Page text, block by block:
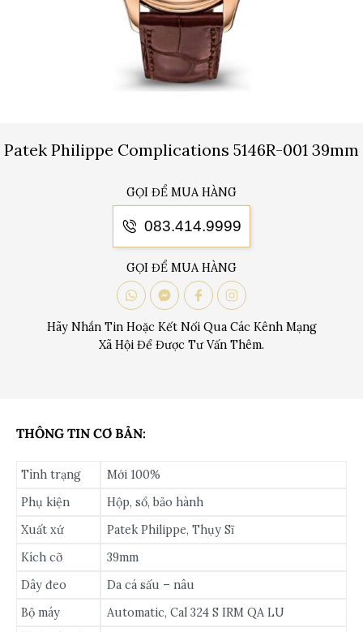
Patek Philippe Complications 5146R-001 39mm
GỌI ĐỂ MUA HÀNG
083.414.9999
GỌI ĐỂ MUA HÀNG
Hãy Nhắn Tin Hoặc Kết Nối Qua Các Kênh Mạng
Xã Hội Để Được Tư Vấn Thêm.
THÔNG TIN CƠ BẢN:
Tình trạng
Mới 100%
Phụ kiện
Hộp, sổ, bảo hành
Xuất xứ
Patek Philippe, Thụy Sĩ
Kích cỡ
39mm
Dây đeo
Da cá sấu – nâu
Bộ máy
Automatic, Cal 324 S IRM QA LU